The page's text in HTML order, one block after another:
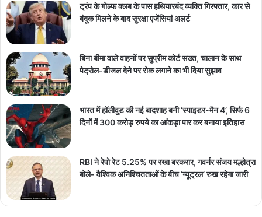
ट्रंप के गोल्फ क्लब के पास हथियारबंद व्यक्ति गिरफ्तार, कार से
बंदूक मिलने के बाद सुरक्षा एजेंसियां अलर्ट
बिना बीमा वाले वाहनों पर सुप्रीम कोर्ट सख्त, चालान के साथ
पेट्रोल-डीजल देने पर रोक लगाने का भी दिया सुझाव
भारत में हॉलीवुड की नई बादशाह बनी ‘स्पाइडर-मैन 4’, सिर्फ 6
दिनों में 300 करोड़ रुपये का आंकड़ा पार कर बनाया इतिहास
RBI ने रेपो रेट 5.25% पर रखा बरकरार, गवर्नर संजय मल्होत्रा
बोले- वैश्विक अनिश्चितताओं के बीच ‘न्यूट्रल’ रुख रहेगा जारी